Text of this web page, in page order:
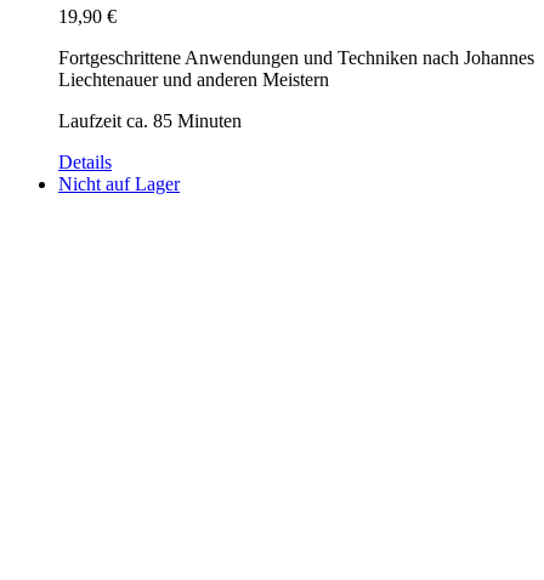
19,90 €
Fortgeschrittene Anwendungen und Techniken nach Johannes
Liechtenauer und anderen Meistern
Laufzeit ca. 85 Minuten
Details
Nicht auf Lager